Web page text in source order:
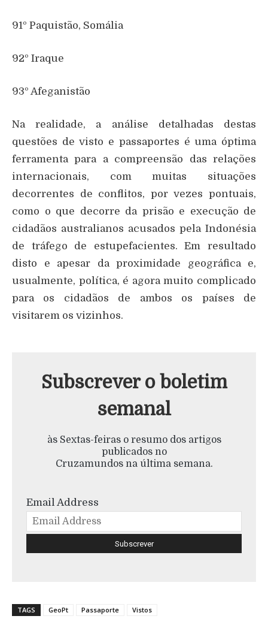
91º Paquistão, Somália
92º Iraque
93º Afeganistão
Na realidade, a análise detalhadas destas
questões de visto e passaportes é uma óptima
ferramenta para a compreensão das relações
internacionais, com muitas situações
decorrentes de conflitos, por vezes pontuais,
como o que decorre da prisão e execução de
cidadãos australianos acusados pela Indonésia
de tráfego de estupefacientes. Em resultado
disto e apesar da proximidade geográfica e,
usualmente, política, é agora muito complicado
para os cidadãos de ambos os países de
visitarem os vizinhos.
Subscrever o boletim
semanal
às Sextas-feiras o resumo dos artigos
publicados no
Cruzamundos na última semana.
Email Address
TAGS GeoPt Passaporte Vistos